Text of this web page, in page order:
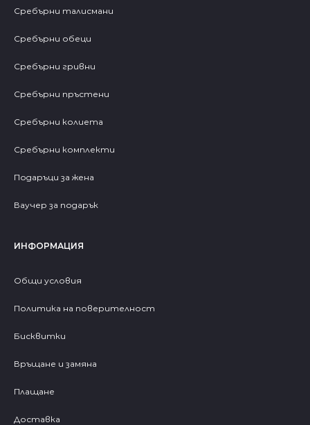
Сребърни талисмани
Сребърни обеци
Сребърни гривни
Сребърни пръстени
Сребърни колиета
Сребърни комплекти
Подаръци за жена
Ваучер за подарък
ИНФОРМАЦИЯ
Общи условия
Политика на поверителност
Бисквитки
Връщане и замяна
Плащане
Доставка